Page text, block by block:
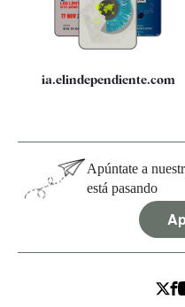
Especificaciones
ia.elindependiente.com
Apúntate a
está pasando